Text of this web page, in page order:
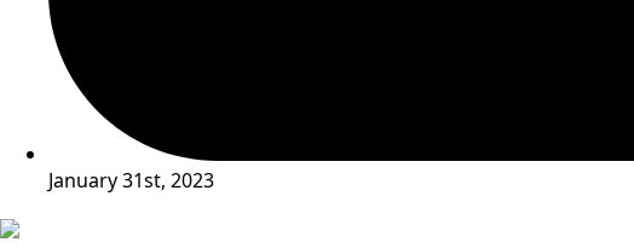
January 31st, 2023